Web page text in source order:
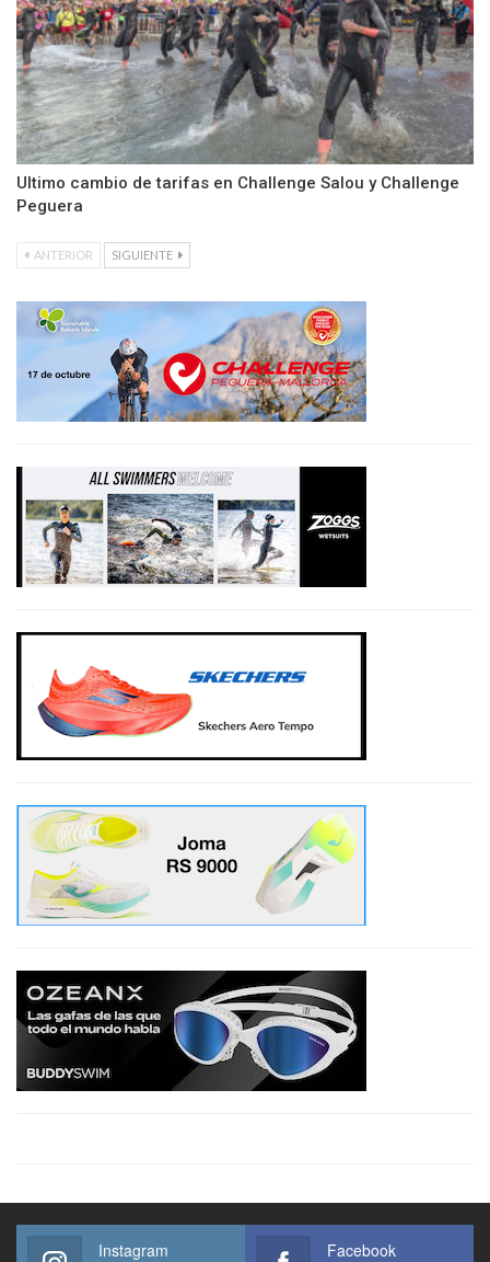
Ultimo cambio de tarifas en Challenge Salou y Challenge
Peguera
ANTERIOR SIGUIENTE
Instagram Facebook